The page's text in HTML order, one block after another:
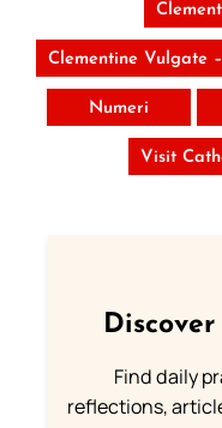
Clementine Vulgate
Numeri
Visit
Find daily
reflections,